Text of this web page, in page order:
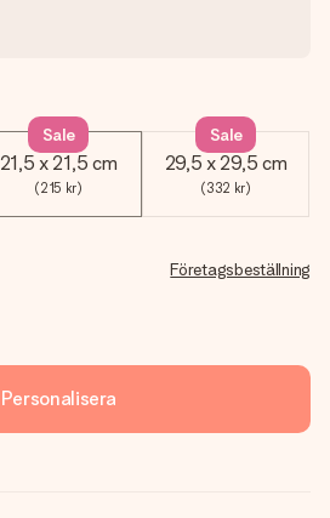
21,5 x 21,5 cm
(215 kr)
Sale
29,5 x 29,5 cm
(332 kr)
Sale
Företagsbeställning
Personalisera